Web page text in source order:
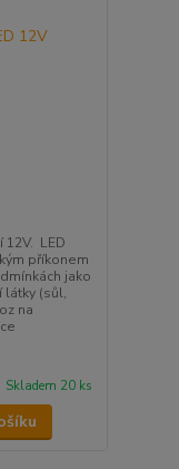
12V. LED
příkonem
jako
látky (sůl,
na
Skladem 20 ks